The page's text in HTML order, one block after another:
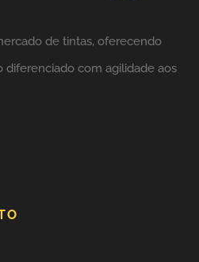
de tintas, oferecendo
com agilidade aos